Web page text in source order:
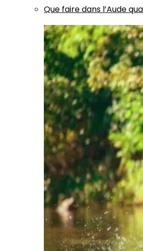
Que faire dans l’Aude